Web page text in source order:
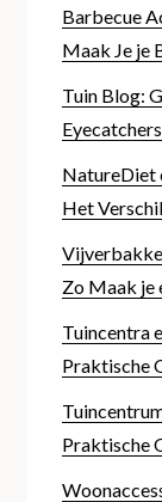
Barbecue
Maak Je je
Tuin Blog:
NatureDiet
Het
Zo Maak je
Tuincentra
Praktische
Praktische